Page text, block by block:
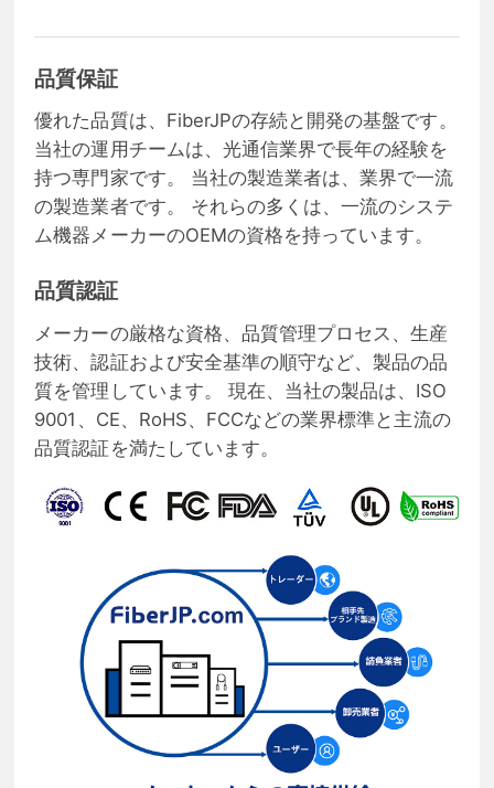
品質保証
優れた品質は、FiberJPの存続と開発の基盤です。
当社の運用チームは、光通信業界で長年の経験を
持つ専門家です。 当社の製造業者は、業界で一流
の製造業者です。 それらの多くは、一流のシステ
ム機器メーカーのOEMの資格を持っています。
品質認証
メーカーの厳格な資格、品質管理プロセス、生産
技術、認証および安全基準の順守など、製品の品
質を管理しています。 現在、当社の製品は、ISO
9001、CE、RoHS、FCCなどの業界標準と主流の
品質認証を満たしています。